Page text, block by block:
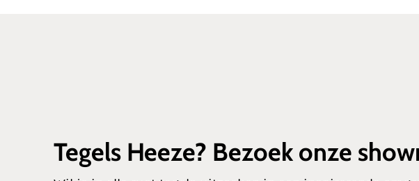
Tegels Heeze? Bezoek onze